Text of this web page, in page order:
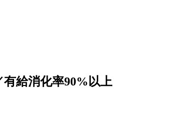
給消化率90%以上